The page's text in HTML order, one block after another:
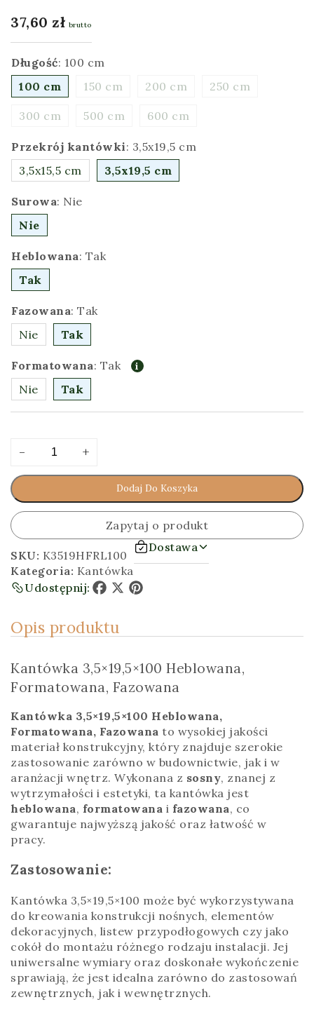
37,60 zł brutto
Długość: 100 cm
100 cm
150 cm 200 cm 250 cm
300 cm 500 cm 600 cm
Przekrój kantówki: 3,5x19,5 cm
3,5x15,5 cm
3,5x19,5 cm
Surowa: Nie
Nie
Heblowana: Tak
Tak
Fazowana: Tak
Nie
Tak
Formatowana: Tak
Nie
Tak
-
Kantówka
3,5x19,5x100
[cm]
Heblowana,
Formatowana,
Fazowana
+
Dodaj Do Koszyka
Alternative:
Zapytaj o produkt
SKU: K3519HFRL100
Kategoria: Kantówka
Dostawa
Udostępnij:
Opis produktu
Kantówka 3,5×19,5×100 Heblowana,
Formatowana, Fazowana
Kantówka 3,5×19,5×100 Heblowana,
Formatowana, Fazowana to wysokiej jakości
materiał konstrukcyjny, który znajduje szerokie
zastosowanie zarówno w budownictwie, jak i w
aranżacji wnętrz. Wykonana z sosny, znanej z
wytrzymałości i estetyki, ta kantówka jest
heblowana, formatowana i fazowana, co
gwarantuje najwyższą jakość oraz łatwość w
pracy.
Zastosowanie:
Kantówka 3,5×19,5×100 może być wykorzystywana
do kreowania konstrukcji nośnych, elementów
dekoracyjnych, listew przypodłogowych czy jako
cokół do montażu różnego rodzaju instalacji. Jej
uniwersalne wymiary oraz doskonałe wykończenie
sprawiają, że jest idealna zarówno do zastosowań
zewnętrznych, jak i wewnętrznych.